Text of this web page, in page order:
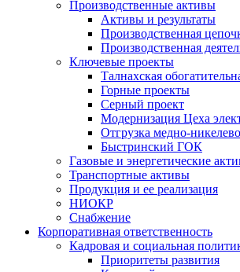
Производственные активы
Активы и результаты
Производственная
Производственная
Ключевые проекты
Талнахская
Горные проекты
Серный проект
Модернизация Цеха
Отгрузка медно-
Быстринский ГОК
Газовые и энергетические
Транспортные активы
Продукция и ее реализация
НИОКР
Снабжение
Корпоративная ответственность
Кадровая и социальная
Приоритеты развития